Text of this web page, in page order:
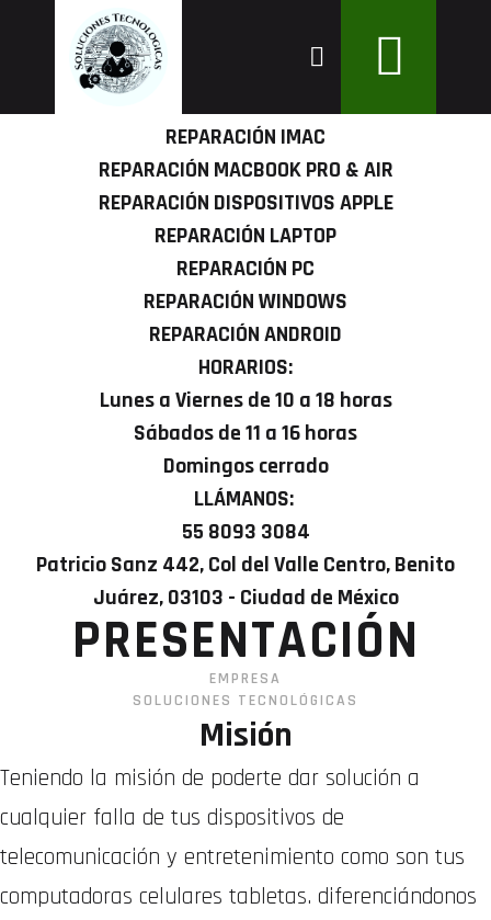
iPhone y iPad hasta iMac, Apple Watch,
MacBook Pro y MacBook Air.
REPARACIÓN IPHONE
REPARACIÓN IPAD
REPARACIÓN IMAC
REPARACIÓN MACBOOK PRO & AIR
REPARACIÓN DISPOSITIVOS APPLE
REPARACIÓN LAPTOP
REPARACIÓN PC
REPARACIÓN WINDOWS
REPARACIÓN ANDROID
HORARIOS:
Lunes a Viernes de 10 a 18 horas
Sábados de 11 a 16 horas
Domingos cerrado
LLÁMANOS:
55 8093 3084
Patricio Sanz 442, Col del Valle Centro, Benito
Juárez, 03103 - Ciudad de México
PRESENTACIÓN
EMPRESA
SOLUCIONES TECNOLÓGICAS
Misión
Teniendo la misión de poderte dar solución a
cualquier falla de tus dispositivos de
telecomunicación y entretenimiento como son tus
computadoras celulares tabletas. diferenciándonos